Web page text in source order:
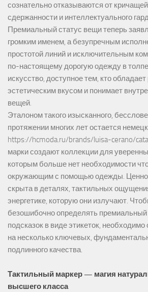
сознательно отказываются от
сдержанности и интеллектуального
Премиальный статус вещи теперь
громким именем, а безупречным
простотой линий и исключительным
по-настоящему дорогую одежду в
искусство, доступное тем, кто
эстетическим вкусом и понимает
вещей.
Эталоном такого изысканного,
протяжении многих лет остается
https://hcmoda.ru/brands/luisa-cerano/
марки создают коллекции для
которым больше нет необходимости
окружающим с помощью одежды.
скрыта в деталях, тактильных
энергетике, которую они излучают.
безошибочно определять премиальный
подсказок в виде этикеток,
на несколько ключевых,
подлинного качества.
Тактильный маркер — магия
высшего класса